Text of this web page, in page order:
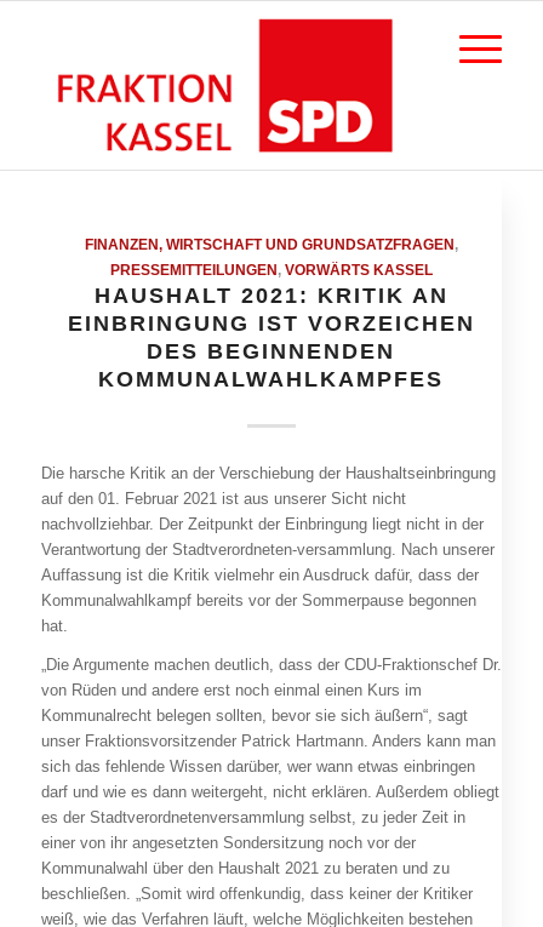
FINANZEN, WIRTSCHAFT UND GRUNDSATZFRAGEN,
PRESSEMITTEILUNGEN, VORWÄRTS KASSEL
HAUSHALT 2021: KRITIK AN
EINBRINGUNG IST VORZEICHEN
DES BEGINNENDEN
KOMMUNALWAHLKAMPFES
Die harsche Kritik an der Verschiebung der Haushaltseinbringung
auf den 01. Februar 2021 ist aus unserer Sicht nicht
nachvollziehbar. Der Zeitpunkt der Einbringung liegt nicht in der
Verantwortung der Stadtverordneten-versammlung. Nach unserer
Auffassung ist die Kritik vielmehr ein Ausdruck dafür, dass der
Kommunalwahlkampf bereits vor der Sommerpause begonnen
hat.
„Die Argumente machen deutlich, dass der CDU-Fraktionschef Dr.
von Rüden und andere erst noch einmal einen Kurs im
Kommunalrecht belegen sollten, bevor sie sich äußern“, sagt
unser Fraktionsvorsitzender Patrick Hartmann. Anders kann man
sich das fehlende Wissen darüber, wer wann etwas einbringen
darf und wie es dann weitergeht, nicht erklären. Außerdem obliegt
es der Stadtverordnetenversammlung selbst, zu jeder Zeit in
einer von ihr angesetzten Sondersitzung noch vor der
Kommunalwahl über den Haushalt 2021 zu beraten und zu
beschließen. „Somit wird offenkundig, dass keiner der Kritiker
weiß, wie das Verfahren läuft, welche Möglichkeiten bestehen